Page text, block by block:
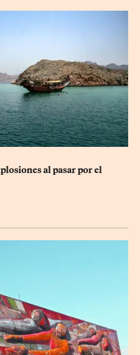
al pasar por el